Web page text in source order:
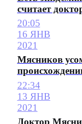
считает
20:05
16 ЯНВ
2021
Мясников
22:34
13 ЯНВ
2021
Доктор